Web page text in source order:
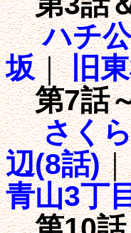
ハチ
坂｜旧
第7話
さく
辺(8話)
青山3丁